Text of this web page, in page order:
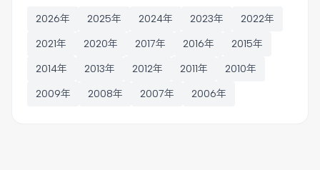
2026年 2025年 2024年 2023年 2022年
2021年 2020年 2017年 2016年 2015年
2014年 2013年 2012年 2011年 2010年
2009年 2008年 2007年 2006年